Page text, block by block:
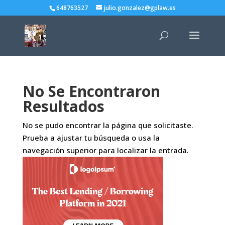
648763527 julio.gonzalez@gplaw.es
No Se Encontraron
Resultados
No se pudo encontrar la página que solicitaste.
Prueba a ajustar tu búsqueda o usa la
navegación superior para localizar la entrada.